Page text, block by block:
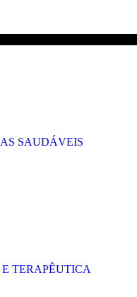
SAUDÁVEIS
TERAPÊUTICA